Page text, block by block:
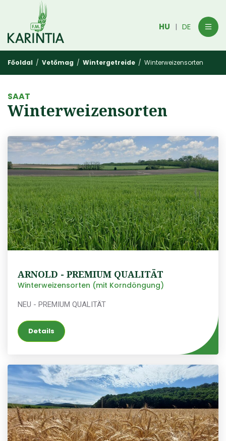
HU | DE
Főoldal / Vetőmag / Wintergetreide / Winterweizensorten
SAAT
Winterweizensorten
ARNOLD - PREMIUM QUALITÄT
Winterweizensorten (mit Korndöngung)
NEU - PREMIUM QUALITÄT
Details